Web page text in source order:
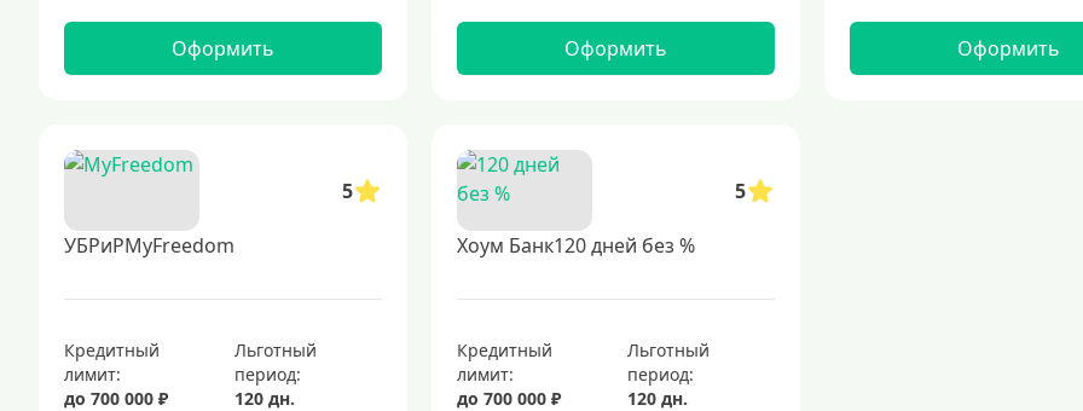
Оформить Оформить Оформить
5
УБРиРMyFreedom
Кредитный
лимит:
до 700 000 ₽
Льготный
период:
120 дн.
5
Хоум Банк120 дней без %
Кредитный
лимит:
до 700 000 ₽
Льготный
период:
120 дн.